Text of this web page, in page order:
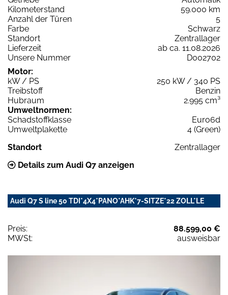
Kilometerstand
59.000 km
Anzahl der Türen
5
Farbe
Schwarz
Standort
Zentrallager
Lieferzeit
ab ca. 11.08.2026
Unsere Nummer
D002702
Motor:
kW / PS
250 kW / 340 PS
Treibstoff
Benzin
Hubraum
2.995 cm³
Umweltnormen:
Schadstoffklasse
Euro6d
Umweltplakette
4 (Green)
Standort
Zentrallager
Details zum Audi Q7 anzeigen
Audi Q7 S line 50 TDI*4X4*PANO*AHK*7-SITZE*22 ZOLL*LE
Preis:
88.599,00 €
MWSt:
ausweisbar